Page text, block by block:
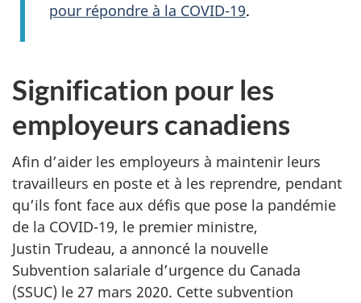
pour répondre à la COVID-19.
Signification pour les
employeurs canadiens
Afin d’aider les employeurs à maintenir leurs
travailleurs en poste et à les reprendre, pendant
qu’ils font face aux défis que pose la pandémie
de la COVID-19, le premier ministre,
Justin Trudeau, a annoncé la nouvelle
Subvention salariale d’urgence du Canada
(SSUC) le 27 mars 2020. Cette subvention